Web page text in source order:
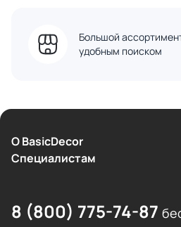
Большой
удобным поиском
О BasicDecor
Cпециалистам
8 (800) 775-74-87